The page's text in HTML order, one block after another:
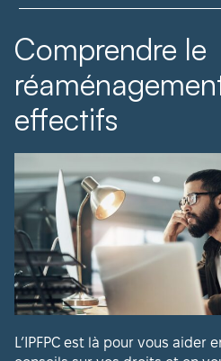
Comprendre le
effectifs
L’IPFPC est là pour vous aider